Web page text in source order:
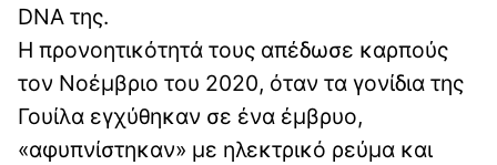
DNA της.
Η προνοητικότητά τους απέδωσε καρπούς
τον Νοέμβριο του 2020, όταν τα γονίδια της
Γουίλα εγχύθηκαν σε ένα έμβρυο,
«αφυπνίστηκαν» με ηλεκτρικό ρεύμα και